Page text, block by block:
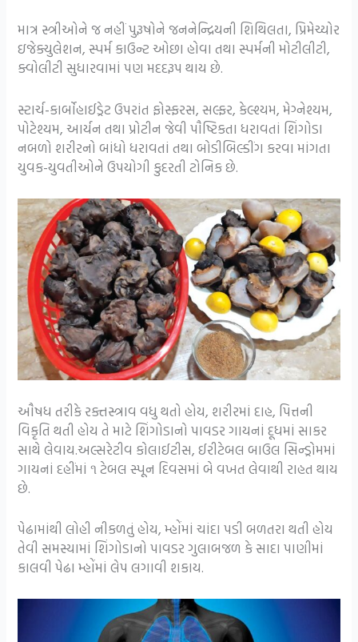
માત્ર સ્ત્રીઓને જ નહીં પુરૂષોને જનનેન્દ્રિયની શિથિલતા, પ્રિમેચ્યોર
ઇજેક્યુલેશન, સ્પર્મ કાઉન્ટ ઓછા હોવા તથા સ્પર્મની મોટીલીટી,
ક્વોલીટી સુધારવામાં પણ મદદરૂપ થાય છે.
સ્ટાર્ચ-કાર્બોહાઈડ્રેટ ઉપરાંત ફોસ્ફરસ, સલ્ફર, કેલ્શ્યમ, મેગ્નેશ્યમ,
પોટેશ્યમ, આર્યન તથા પ્રોટીન જેવી પૌષ્ટિકતા ધરાવતાં શિંગોડા
નબળો શરીરનો બાંધો ધરાવતાં તથા બોડીબિલ્ડીંગ કરવા માંગતા
યુવક-યુવતીઓને ઉપયોગી કુદરતી ટોનિક છે.
ઔષધ તરીકે રક્તસ્ત્રાવ વધુ થતો હોય, શરીરમાં દાહ, પિત્તની
વિકૃતિ થતી હોય તે માટે શિંગોડાનો પાવડર ગાયનાં દૂધમાં સાકર
સાથે લેવાય.અલ્સરેટીવ કોલાઈટીસ, ઈરીટેબલ બાઉલ સિન્ડ્રોમમાં
ગાયનાં દહીંમાં ૧ ટેબલ સ્પૂન દિવસમાં બે વખત લેવાથી રાહત થાય
છે.
પેઢામાંથી લોહી નીકળતું હોય, મ્હોંમાં ચાંદા પડી બળતરા થતી હોય
તેવી સમસ્યામાં શિંગોડાનો પાવડર ગુલાબજળ કે સાદા પાણીમાં
કાલવી પેઢા મ્હોંમાં લેપ લગાવી શકાય.